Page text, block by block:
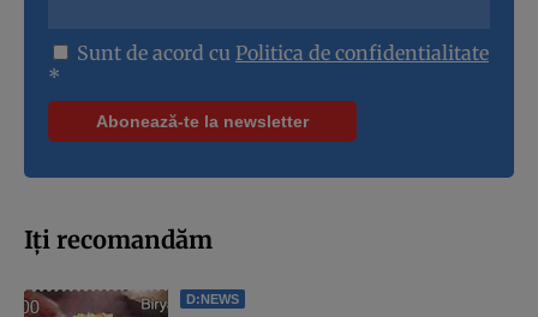
Sunt de acord cu Politica de confidentialitate
*
Iți recomandăm
D:NEWS